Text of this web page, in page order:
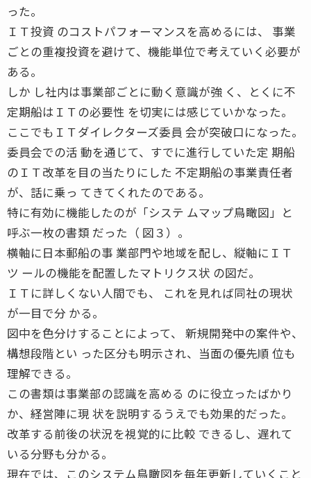
った。
ＩＴ投資 のコストパフォーマンスを高めるには、 事業
ごとの重複投資を避けて、機能単位で考えていく必要が
ある。
しか し社内は事業部ごとに動く意識が強 く、とくに不
定期船はＩＴの必要性 を切実には感じていかなった。
ここでもＩＴダイレクターズ委員 会が突破口になった。
委員会での活 動を通じて、すでに進行していた定 期船
のＩＴ改革を目の当たりにした 不定期船の事業責任者
が、話に乗っ てきてくれたのである。
特に有効に機能したのが「システ ムマップ鳥瞰図」と
呼ぶ一枚の書類 だった（ 図３）。
横軸に日本郵船の事 業部門や地域を配し、縦軸にＩＴ
ツ ールの機能を配置したマトリクス状 の図だ。
ＩＴに詳しくない人間でも、 これを見れば同社の現状
が一目で分 かる。
図中を色分けすることによって、 新規開発中の案件や、
構想段階とい った区分も明示され、当面の優先順 位も
理解できる。
この書類は事業部の認識を高める のに役立ったばかり
か、経営陣に現 状を説明するうえでも効果的だった。
改革する前後の状況を視覚的に比較 できるし、遅れて
いる分野も分かる。
現在では、このシステム鳥瞰図を毎年更新していくこと